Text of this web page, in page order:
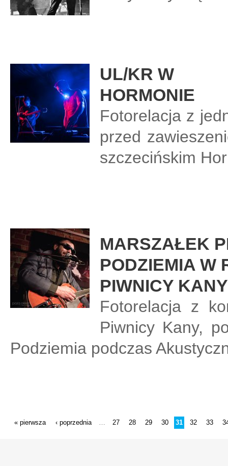
UL/KR W
HORMONIE
Fotorelacja z
przed
szczecińskim
MARSZAŁEK
PODZIEMIA W
PIWNICY KANY
Fotorelacja z
Piwnicy Kany,
Podziemia podczas
« pierwsza ‹ poprzednia … 27 28 29 30 31 32 33